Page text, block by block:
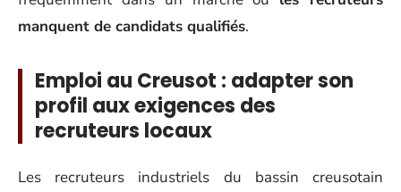
manquent de candidats qualifiés.
Emploi au Creusot : adapter son
profil aux exigences des
recruteurs locaux
Les recruteurs industriels du bassin creusotain